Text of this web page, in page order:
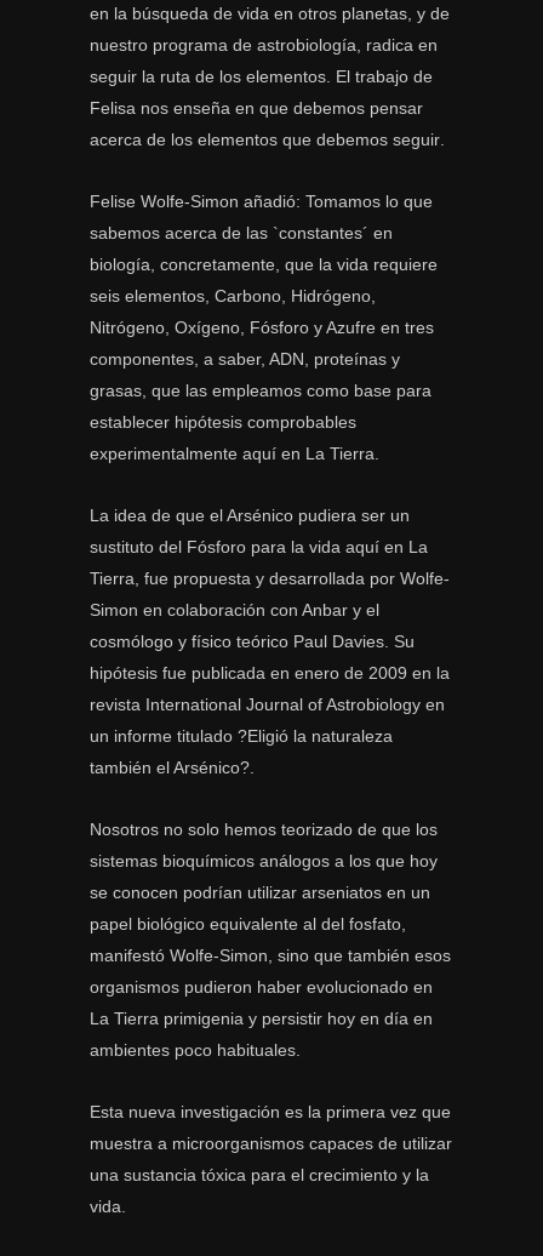
en la búsqueda de vida en otros planetas, y de
nuestro programa de astrobiología, radica en
seguir la ruta de los elementos. El trabajo de
Felisa nos enseña en que debemos pensar
acerca de los elementos que debemos seguir.
Felise Wolfe-Simon añadió: Tomamos lo que
sabemos acerca de las `constantes´ en
biología, concretamente, que la vida requiere
seis elementos, Carbono, Hidrógeno,
Nitrógeno, Oxígeno, Fósforo y Azufre en tres
componentes, a saber, ADN, proteínas y
grasas, que las empleamos como base para
establecer hipótesis comprobables
experimentalmente aquí en La Tierra.
La idea de que el Arsénico pudiera ser un
sustituto del Fósforo para la vida aquí en La
Tierra, fue propuesta y desarrollada por Wolfe-
Simon en colaboración con Anbar y el
cosmólogo y físico teórico Paul Davies. Su
hipótesis fue publicada en enero de 2009 en la
revista International Journal of Astrobiology en
un informe titulado ?Eligió la naturaleza
también el Arsénico?.
Nosotros no solo hemos teorizado de que los
sistemas bioquímicos análogos a los que hoy
se conocen podrían utilizar arseniatos en un
papel biológico equivalente al del fosfato,
manifestó Wolfe-Simon, sino que también esos
organismos pudieron haber evolucionado en
La Tierra primigenia y persistir hoy en día en
ambientes poco habituales.
Esta nueva investigación es la primera vez que
muestra a microorganismos capaces de utilizar
una sustancia tóxica para el crecimiento y la
vida.